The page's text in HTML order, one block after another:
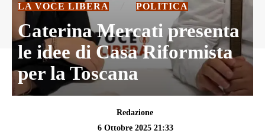
LA VOCE LIBERA POLITICA
Caterina Mercati presenta
le idee di Casa Riformista
per la Toscana
Redazione
6 Ottobre 2025 21:33